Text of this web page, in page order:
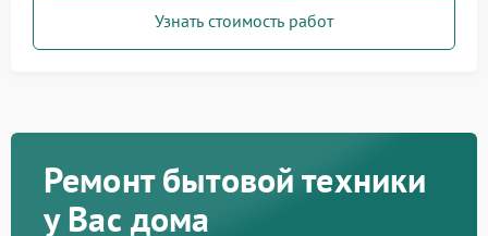
Узнать стоимость работ
Ремонт бытовой техники
у Вас дома